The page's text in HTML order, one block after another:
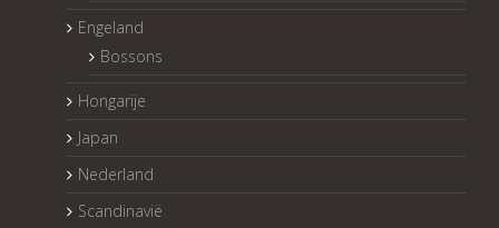
Engeland
Bossons
Hongarije
Japan
Nederland
Scandinavië